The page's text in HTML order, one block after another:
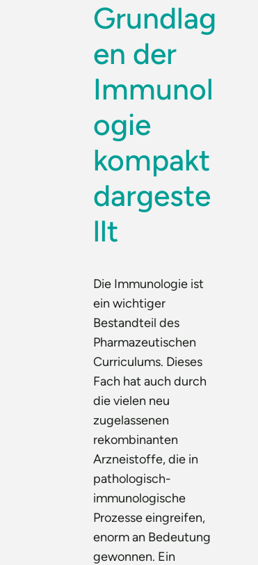
Grundlag
en der
Immunol
ogie
kompakt
dargeste
llt
Die Immunologie ist
ein wichtiger
Bestandteil des
Pharmazeutischen
Curriculums. Dieses
Fach hat auch durch
die vielen neu
zugelassenen
rekombinanten
Arzneistoffe, die in
pathologisch-
immunologische
Prozesse eingreifen,
enorm an Bedeutung
gewonnen. Ein